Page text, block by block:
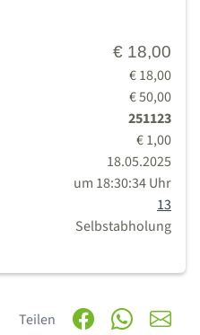
€ 18,00
€ 18,00
€ 50,00
251123
€ 1,00
18.05.2025
um 18:30:34 Uhr
13
Selbstabholung
Teilen